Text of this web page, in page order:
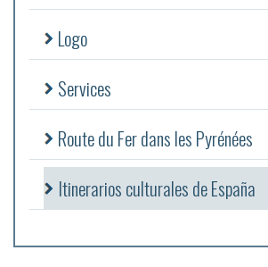
Logo
Services
Route du Fer dans les Pyrénées
Itinerarios culturales de España